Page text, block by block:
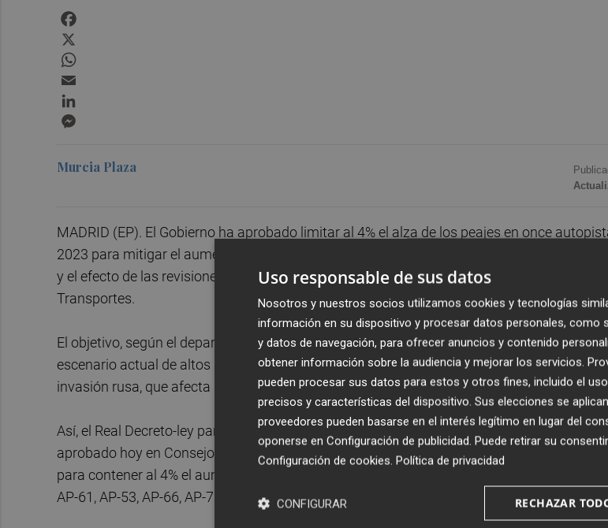
Murcia Plaza
MADRID (EP). El Gobierno ha aprobado limitar al 4% el alza de los peajes en once
2023 para mitigar el aumento de las tarifas del 8,4% por la evolución del Índice de Precios
y el efecto de las revisiones extraordinarias en tres de ellas, según ha informado el
Transportes.
El objetivo, según el departamento que encabezaRaquel Sánchez, es "ayudar a la
escenario actual de altos precios de la energía, derivado de la persistencia del conflicto
invasión rusa, que afecta muy especialmente a la movilidad y a la renta disponible de los
Así, el Real Decreto-ley para responder a las consecuencias económicas y sociales de la
aprobado hoy en Consejo de Ministros, a propuesta del Ministerio de Transportes, articula
para contener al 4% el aumento de las tarifas de 2023, que soportan los usuarios en las
AP-61, AP-53, AP-66, AP-7 Alicante-Cartagena, AP-7 Málaga-Guadiaro, AP-68 y AP-71, AP-
Uso responsable de sus datos
Nosotros y nuestros socios utilizamos cookies y tecnologías
información en su dispositivo y procesar datos personales, como
y datos de navegación, para ofrecer anuncios y contenido
obtener información sobre la audiencia y mejorar los servicios.
pueden procesar sus datos para estos y otros fines, incluido el
precisos y características del dispositivo. Sus elecciones se
proveedores pueden basarse en el interés legítimo en lugar del
oponerse en Configuración de publicidad. Puede retirar su
Configuración de cookies. Política de privacidad
RECHAZAR
CONFIGURAR